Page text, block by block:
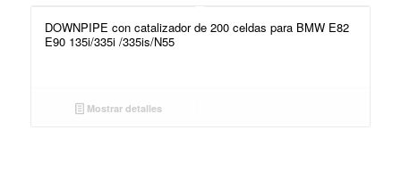
DOWNPIPE con catalizador de 200 celdas para BMW E82
E90 135i/335i /335is/N55
Mostrar detalles